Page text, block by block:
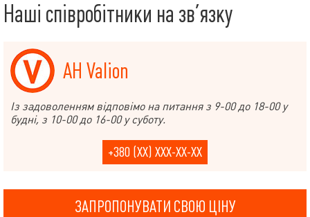
Наші співробітники на зв’язку
АН Valion
Із задоволенням відповімо на питання з 9-00 до 18-00 у
будні, з 10-00 до 16-00 у суботу.
+380 (XX) XXX-XX-XX
ЗАПРОПОНУВАТИ СВОЮ ЦІНУ